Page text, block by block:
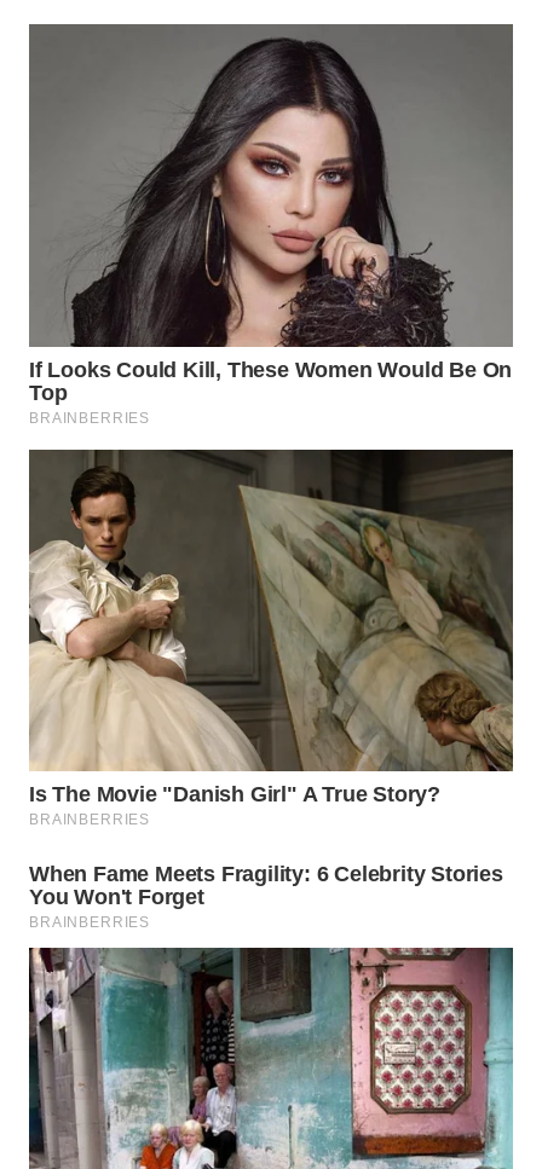
WN
BINTAN
WN
MANDALIKA
LIKUPANG
WN
LABUANBAJO
WN
BORNEO
Wahana
Media
Group
WAHANA
NEWS
WAHANA
TANI
WAHANA
ADVOKAT
WAHANA
INFRASTRUKTUR
WAHANA